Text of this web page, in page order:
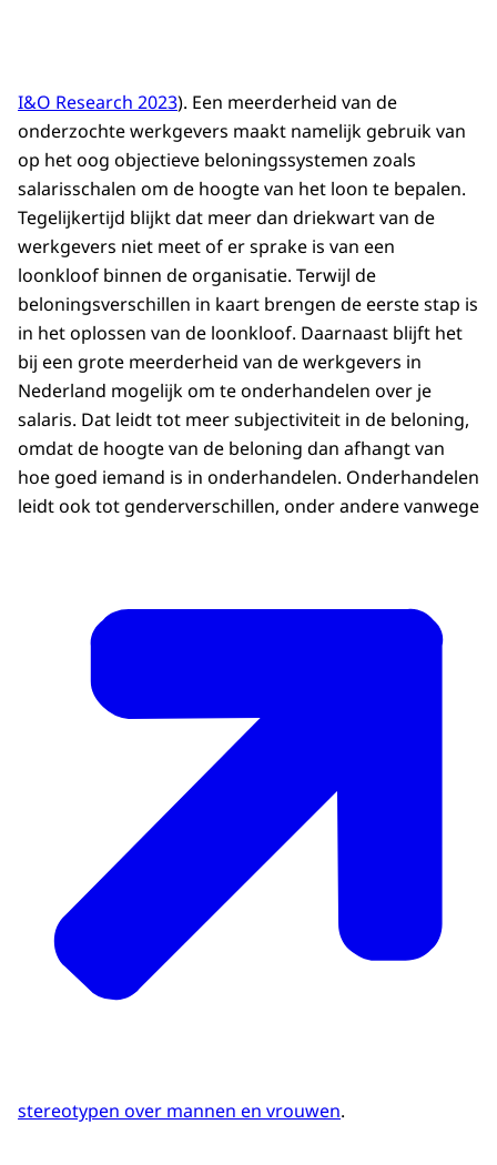
I&O Research 2023). Een meerderheid van de
onderzochte werkgevers maakt namelijk gebruik van
op het oog objectieve beloningssystemen zoals
salarisschalen om de hoogte van het loon te bepalen.
Tegelijkertijd blijkt dat meer dan driekwart van de
werkgevers niet meet of er sprake is van een
loonkloof binnen de organisatie. Terwijl de
beloningsverschillen in kaart brengen de eerste stap is
in het oplossen van de loonkloof. Daarnaast blijft het
bij een grote meerderheid van de werkgevers in
Nederland mogelijk om te onderhandelen over je
salaris. Dat leidt tot meer subjectiviteit in de beloning,
omdat de hoogte van de beloning dan afhangt van
hoe goed iemand is in onderhandelen. Onderhandelen
leidt ook tot genderverschillen, onder andere vanwege
stereotypen over mannen en vrouwen.